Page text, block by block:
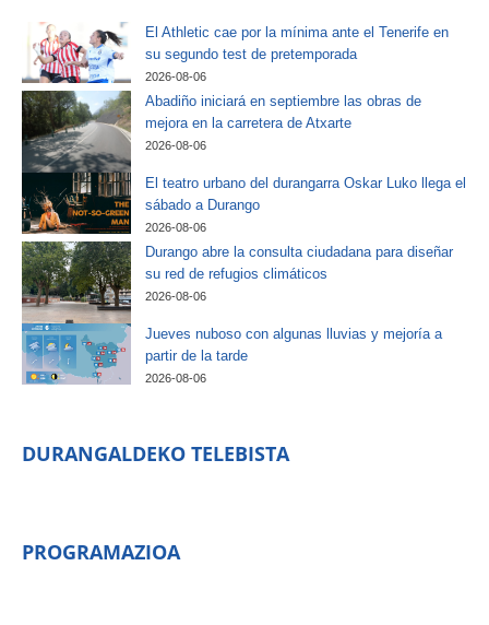
El Athletic cae por la mínima ante el Tenerife en
su segundo test de pretemporada
2026-08-06
Abadiño iniciará en septiembre las obras de
mejora en la carretera de Atxarte
2026-08-06
El teatro urbano del durangarra Oskar Luko llega el
sábado a Durango
2026-08-06
Durango abre la consulta ciudadana para diseñar
su red de refugios climáticos
2026-08-06
Jueves nuboso con algunas lluvias y mejoría a
partir de la tarde
2026-08-06
DURANGALDEKO TELEBISTA
PROGRAMAZIOA